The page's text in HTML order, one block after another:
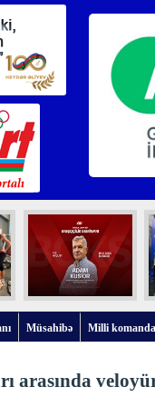
Müsahibə Milli
arasında